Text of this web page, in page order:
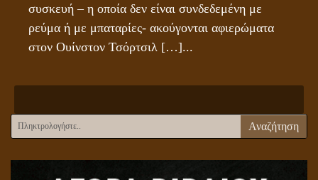
συσκευή – η οποία δεν είναι συνδεδεμένη με
ρεύμα ή με μπαταρίες- ακούγονται αφιερώματα
στον Ουίνστον Τσόρτσιλ […]...
Αναζήτηση